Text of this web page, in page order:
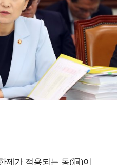
제가 적용되는 동(洞)이